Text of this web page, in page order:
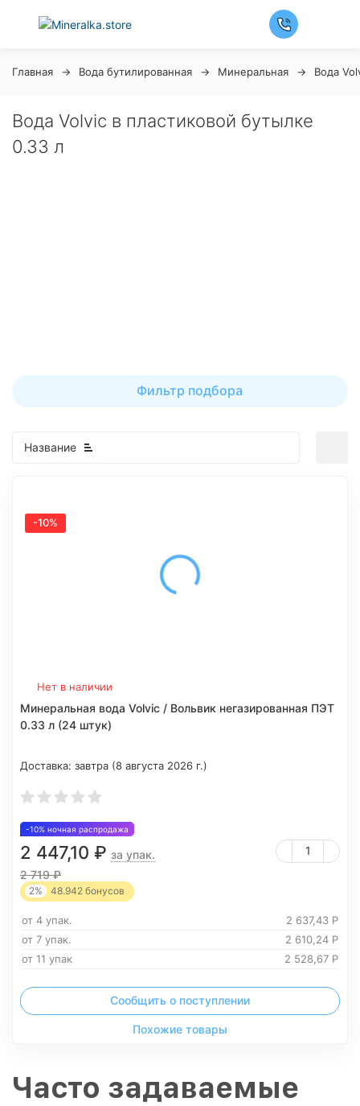
Главная Вода бутилированная Минеральная Вода
Вода Volvic в пластиковой бутылке
0.33 л
Фильтр подбора
Название
-10%
Нет в наличии
Минеральная вода Volvic / Вольвик негазированная ПЭТ
0.33 л (24 штук)
Доставка: завтра (8 августа 2026 г.)
-10% ночная распродажа
2 447,10 ₽ за упак.
2 719₽
2% 48.942 бонусов
от 4 упак. 2 637,43 Р
от 7 упак.
2 610,24 Р
от 11 упак
2 528,67 Р
Сообщить о поступлении
Похожие товары
Часто задаваемые